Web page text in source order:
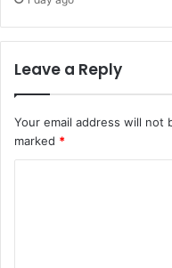
Leave a Reply
Your email address will not
marked *